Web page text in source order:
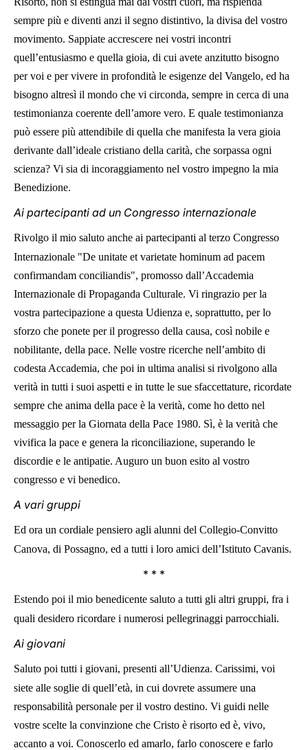
sempre più e diventi anzi il segno distintivo, la divisa del vostro
movimento. Sappiate accrescere nei vostri incontri
quell’entusiasmo e quella gioia, di cui avete anzitutto bisogno
per voi e per vivere in profondità le esigenze del Vangelo, ed ha
bisogno altresì il mondo che vi circonda, sempre in cerca di una
testimonianza coerente dell’amore vero. E quale testimonianza
può essere più attendibile di quella che manifesta la vera gioia
derivante dall’ideale cristiano della carità, che sorpassa ogni
scienza? Vi sia di incoraggiamento nel vostro impegno la mia
Benedizione.
Ai partecipanti ad un Congresso internazionale
Rivolgo il mio saluto anche ai partecipanti al terzo Congresso
Internazionale "De unitate et varietate hominum ad pacem
confirmandam conciliandis", promosso dall’Accademia
Internazionale di Propaganda Culturale. Vi ringrazio per la
vostra partecipazione a questa Udienza e, soprattutto, per lo
sforzo che ponete per il progresso della causa, così nobile e
nobilitante, della pace. Nelle vostre ricerche nell’ambito di
codesta Accademia, che poi in ultima analisi si rivolgono alla
verità in tutti i suoi aspetti e in tutte le sue sfaccettature, ricordate
sempre che anima della pace è la verità, come ho detto nel
messaggio per la Giornata della Pace 1980. Sì, è la verità che
vivifica la pace e genera la riconciliazione, superando le
discordie e le antipatie. Auguro un buon esito al vostro
congresso e vi benedico.
A vari gruppi
Ed ora un cordiale pensiero agli alunni del Collegio-Convitto
Canova, di Possagno, ed a tutti i loro amici dell’Istituto Cavanis.
* * *
Estendo poi il mio benedicente saluto a tutti gli altri gruppi, fra i
quali desidero ricordare i numerosi pellegrinaggi parrocchiali.
Ai giovani
Saluto poi tutti i giovani, presenti all’Udienza. Carissimi, voi
siete alle soglie di quell’età, in cui dovrete assumere una
responsabilità personale per il vostro destino. Vi guidi nelle
vostre scelte la convinzione che Cristo è risorto ed è, vivo,
accanto a voi. Conoscerlo ed amarlo, farlo conoscere e farlo